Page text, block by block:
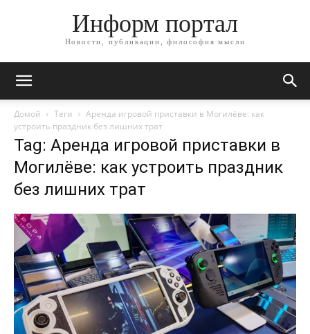
Информ портал
Новости, публикации, философия мысли
Домой Теги
Аренда игровой приставки в Могилёве: как
устроить праздник без лишних трат
Tag: Аренда игровой приставки в
Могилёве: как устроить праздник
без лишних трат